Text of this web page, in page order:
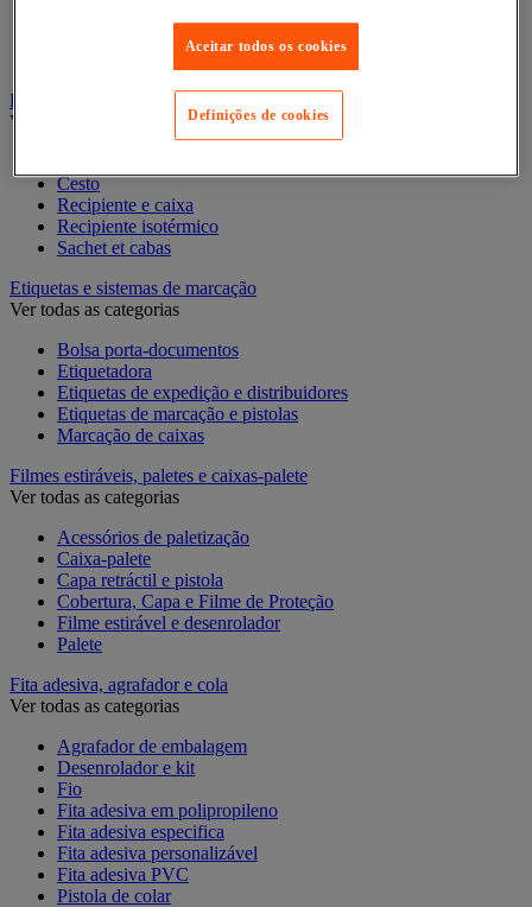
Fita para presentes
Embalagens e recipientes alimentares
Ver todas as categorias
Cesto
Recipiente e caixa
Recipiente isotérmico
Sachet et cabas
Etiquetas e sistemas de marcação
Ver todas as categorias
Bolsa porta-documentos
Etiquetadora
Etiquetas de expedição e distribuidores
Etiquetas de marcação e pistolas
Marcação de caixas
Filmes estiráveis, paletes e caixas-palete
Ver todas as categorias
Acessórios de paletização
Caixa-palete
Capa retráctil e pistola
Cobertura, Capa e Filme de Proteção
Filme estirável e desenrolador
Palete
Fita adesiva, agrafador e cola
Ver todas as categorias
Agrafador de embalagem
Desenrolador e kit
Fio
Fita adesiva em polipropileno
Fita adesiva especifica
Fita adesiva personalizável
Fita adesiva PVC
Pistola de colar
Aceitar todos os cookies
Definições de cookies